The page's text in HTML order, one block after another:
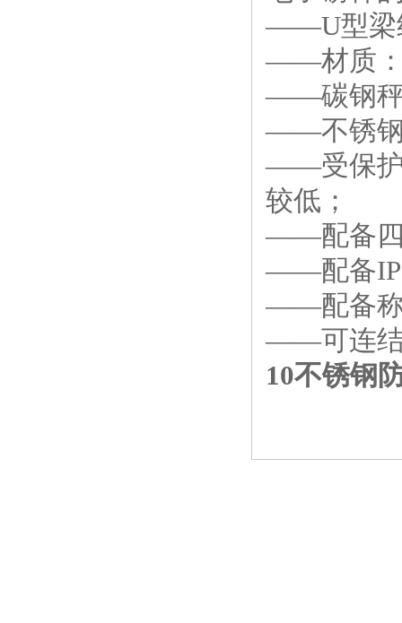
——U型梁
——材质：
——碳钢秤
——不锈钢
——受保护
较低；
——配备四
——配备
——配备称
——可连结
10不锈钢